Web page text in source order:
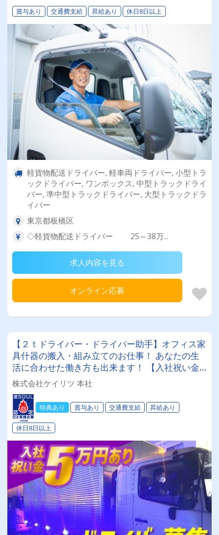
可能な制度があります！
賞与あり 交通費支給 昇給あり 休日8日以上
軽貨物配送ドライバー, 軽車両ドライバー, 小型トラ
ックドライバー, ワンボックス, 中型トラックドライ
バー, 準中型トラックドライバー, 大型トラックドラ
イバー
東京都板橋区
◇軽貨物配送ドライバー 25～38万...
求人内容を見る
オンライン応募
【２ｔドライバー・ドライバー助手】オフィス家
具什器の搬入・組み立てのお仕事！ あなたの生
活に合わせた働き方も出来ます！ 【入社祝い金
あり】【基本土日祝休み】【助手の方と楽々作
業】
株式会社ケイリツ 本社
特典あり 賞与あり 交通費支給 昇給あり
休日8日以上